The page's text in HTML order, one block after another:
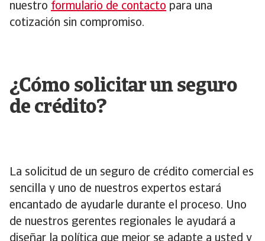
nuestro formulario de contacto para una
cotización sin compromiso.
¿Cómo solicitar un seguro
de crédito?
La solicitud de un seguro de crédito comercial es
sencilla y uno de nuestros expertos estará
encantado de ayudarle durante el proceso. Uno
de nuestros gerentes regionales le ayudará a
diseñar la política que mejor se adapte a usted y